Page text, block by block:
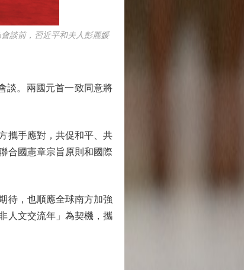
談前，習近平和夫人彭麗媛
談。兩國元首一致同意將
攜手應對，共促和平、共
合國憲章宗旨原則和國際
待，也順應全球南方加強
人文交流年」為契機，攜